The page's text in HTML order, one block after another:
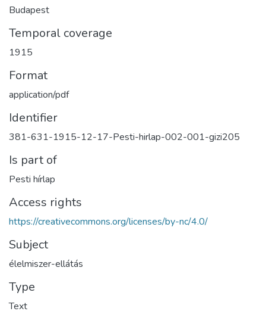
Budapest
Temporal coverage
1915
Format
application/pdf
Identifier
381-631-1915-12-17-Pesti-hirlap-002-001-gizi205
Is part of
Pesti hírlap
Access rights
https://creativecommons.org/licenses/by-nc/4.0/
Subject
élelmiszer-ellátás
Type
Text